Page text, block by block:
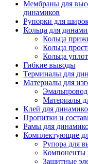
Мембраны для
динамиков
Рупорки для
Кольца для
Кольца
Кольца
Кольца
Гибкие выводы
Терминалы для
Материалы для
Материалы
Клей для
Пропитки и
Рамы для
Комплектующие
Рупора для
Компоненты
Защитные